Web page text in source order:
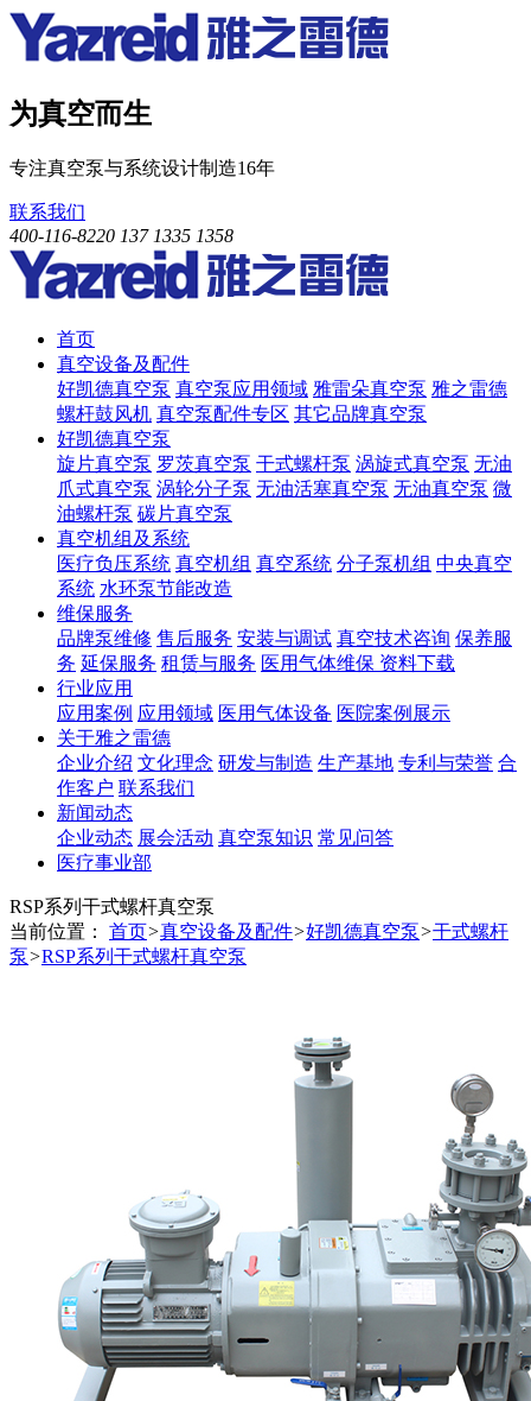
为真空而生
专注真空泵与系统设计制造16年
联系我们
400-116-8220 137 1335 1358
首页
真空设备及配件
好凯德真空泵 真空泵应用领域 雅雷朵真空泵 雅之雷德
螺杆鼓风机 真空泵配件专区 其它品牌真空泵
好凯德真空泵
旋片真空泵 罗茨真空泵 干式螺杆泵 涡旋式真空泵 无油
爪式真空泵 涡轮分子泵 无油活塞真空泵 无油真空泵 微
油螺杆泵 碳片真空泵
真空机组及系统
医疗负压系统 真空机组 真空系统 分子泵机组 中央真空
系统 水环泵节能改造
维保服务
品牌泵维修 售后服务 安装与调试 真空技术咨询 保养服
务 延保服务 租赁与服务 医用气体维保 资料下载
行业应用
应用案例 应用领域 医用气体设备 医院案例展示
关于雅之雷德
企业介绍 文化理念 研发与制造 生产基地 专利与荣誉 合
作客户 联系我们
新闻动态
企业动态 展会活动 真空泵知识 常见问答
医疗事业部
RSP系列干式螺杆真空泵
当前位置：
首页>真空设备及配件>好凯德真空泵>干式螺杆
泵>RSP系列干式螺杆真空泵